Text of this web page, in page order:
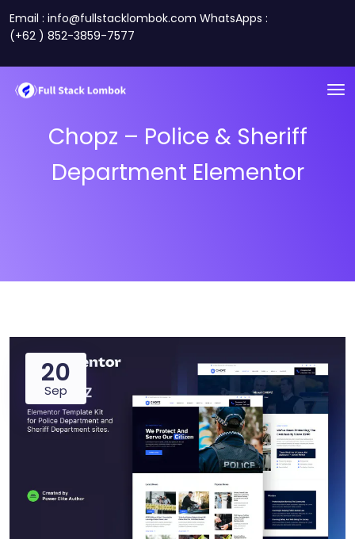
Email : info@fullstacklombok.com WhatsApps :
(+62 ) 852-3859-7577
Chopz – Police & Sheriff
Department Elementor
20
Sep